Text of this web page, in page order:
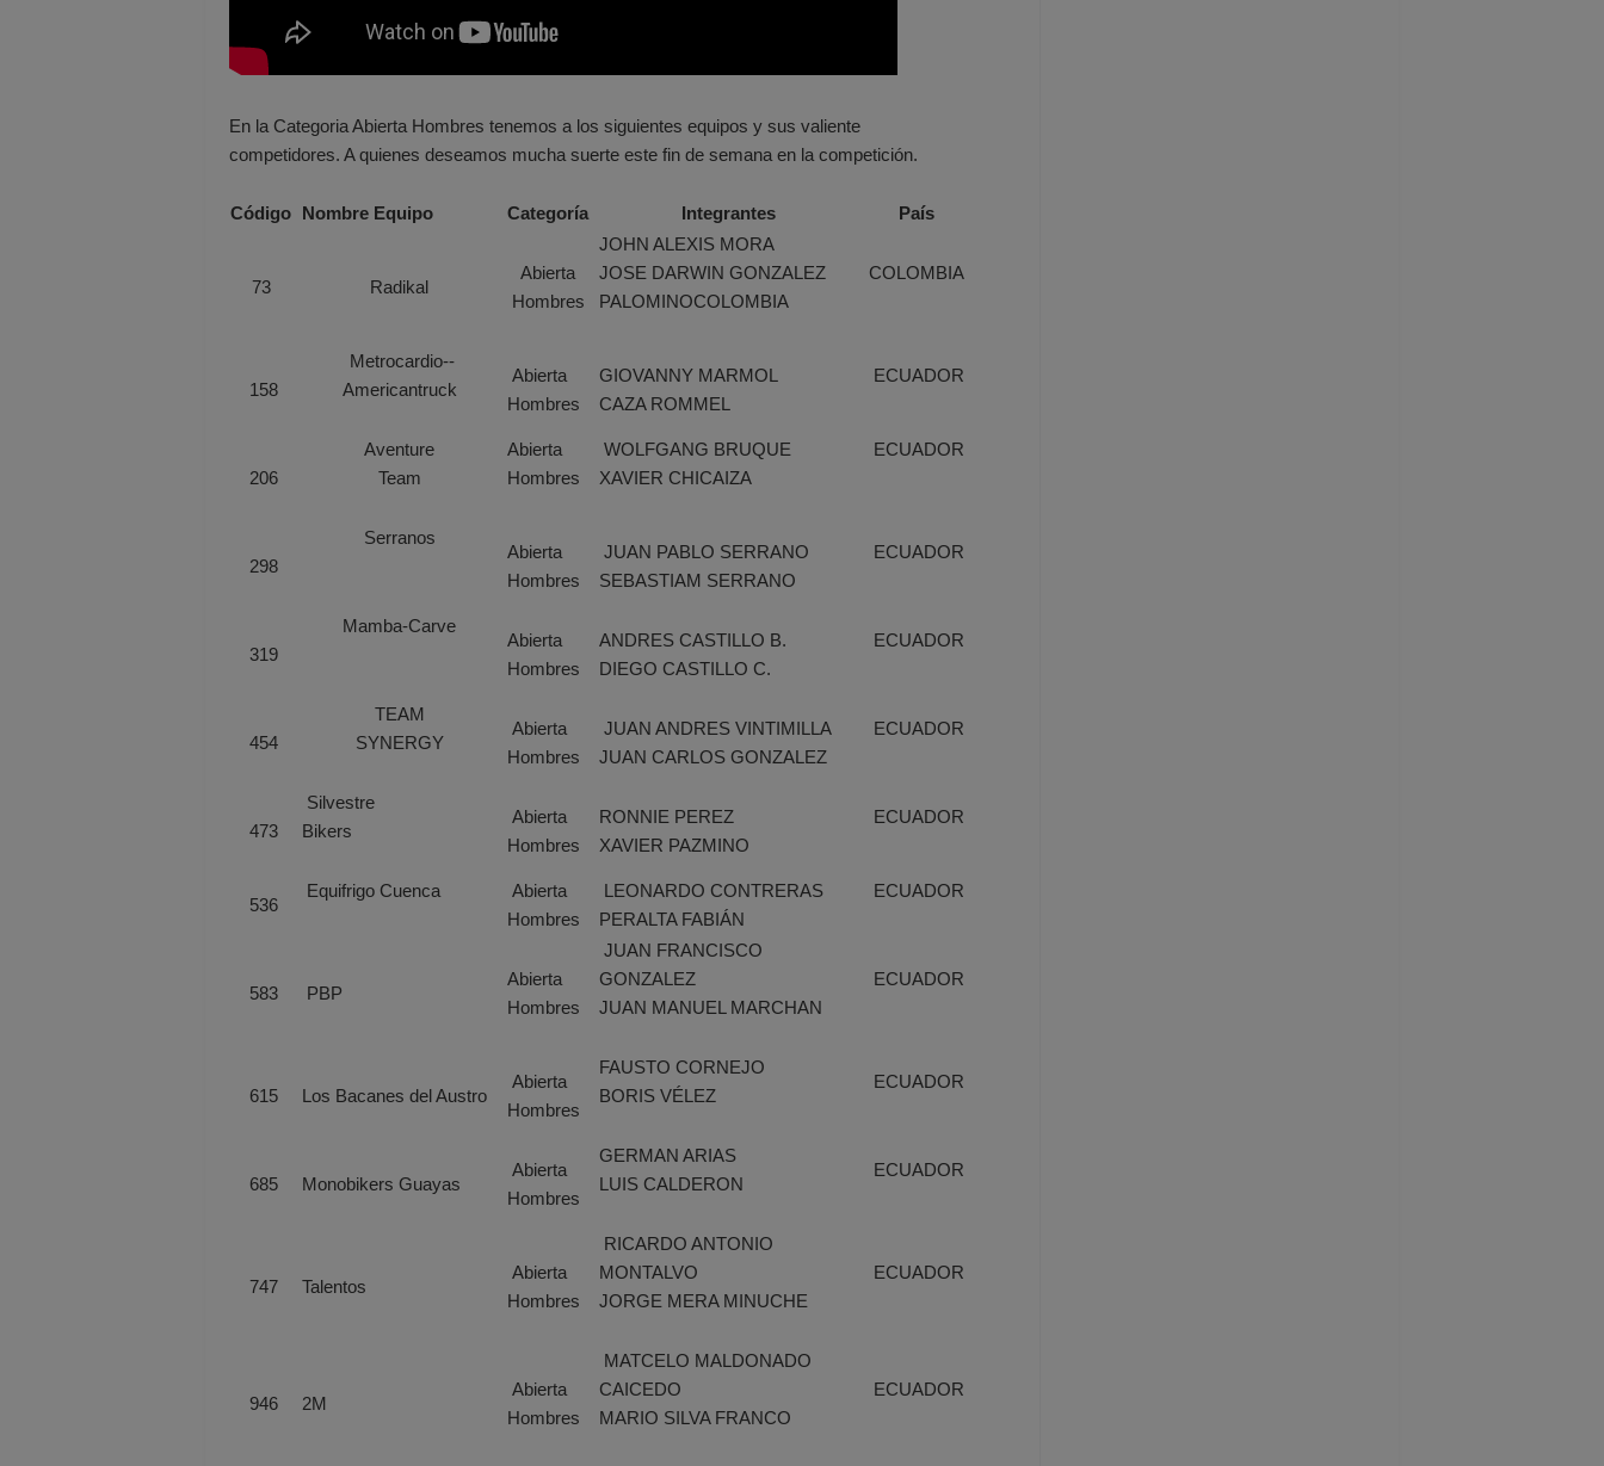
En la Categoria Abierta Hombres tenemos a los siguientes equipos y sus valiente
competidores. A quienes deseamos mucha suerte este fin de semana en la competición.
Código Nombre Equipo Categoría Integrantes País
73 Radikal
Abierta
Hombres
JOHN ALEXIS MORA
JOSE DARWIN GONZALEZ
PALOMINOCOLOMBIA
COLOMBIA
158
Metrocardio-­‐
Americantruck
Abierta
Hombres
GIOVANNY MARMOL
CAZA ROMMEL
ECUADOR
206
Aventure
Team
Abierta
Hombres
WOLFGANG BRUQUE
XAVIER CHICAIZA
ECUADOR
298
Serranos
Abierta
Hombres
JUAN PABLO SERRANO
SEBASTIAM SERRANO
ECUADOR
319
Mamba-­Carve
Abierta
Hombres
ANDRES CASTILLO B.
DIEGO CASTILLO C.
ECUADOR
454
TEAM
SYNERGY
Abierta
Hombres
JUAN ANDRES VINTIMILLA
JUAN CARLOS GONZALEZ
ECUADOR
473
Silvestre
Bikers
Abierta
Hombres
RONNIE PEREZ
XAVIER PAZMINO
ECUADOR
536
Equifrigo Cuenca
Abierta
Hombres
LEONARDO CONTRERAS
PERALTA FABIÁN
ECUADOR
583 PBP
Abierta
Hombres
JUAN FRANCISCO
GONZALEZ
JUAN MANUEL MARCHAN
ECUADOR
615 Los Bacanes del Austro
Abierta
Hombres
FAUSTO CORNEJO
BORIS VÉLEZ
ECUADOR
685 Monobikers Guayas
Abierta
Hombres
GERMAN ARIAS
LUIS CALDERON
ECUADOR
747 Talentos
Abierta
Hombres
RICARDO ANTONIO
MONTALVO
JORGE MERA MINUCHE
ECUADOR
946 2M
Abierta
Hombres
MATCELO MALDONADO
CAICEDO
MARIO SILVA FRANCO
ECUADOR